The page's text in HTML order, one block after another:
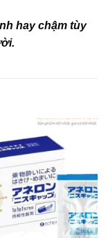
hay chậm tùy